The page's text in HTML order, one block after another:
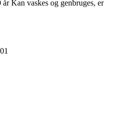
Kan vaskes og genbruges, er